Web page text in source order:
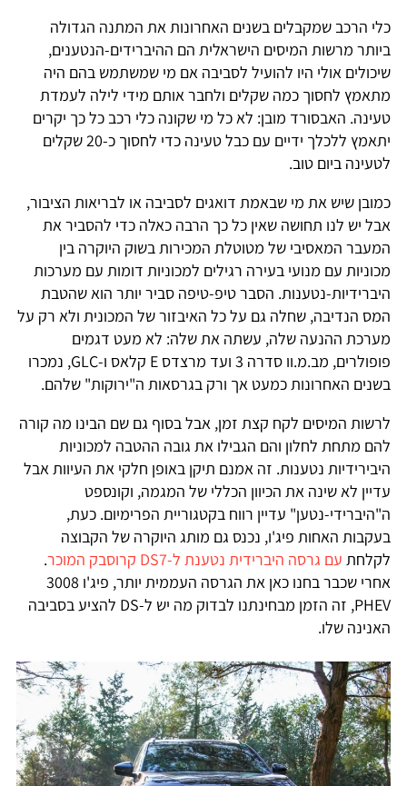
כלי הרכב שמקבלים בשנים האחרונות את המתנה הגדולה
ביותר מרשות המיסים הישראלית הם ההיברידים-הנטענים,
שיכולים אולי היו להועיל לסביבה אם מי שמשתמש בהם היה
מתאמץ לחסוך כמה שקלים ולחבר אותם מידי לילה לעמדת
טעינה. האבסורד מובן: לא כל מי שקונה כלי רכב כל כך יקרים
יתאמץ ללכלך ידיים עם כבל טעינה כדי לחסוך כ-20 שקלים
לטעינה ביום טוב.
כמובן שיש את מי שבאמת דואגים לסביבה או לבריאות הציבור,
אבל יש לנו תחושה שאין כל כך הרבה כאלה כדי להסביר את
המעבר המאסיבי של מטוטלת המכירות בשוק היוקרה בין
מכוניות עם מנועי בעירה רגילים למכוניות דומות עם מערכות
היברידיות-נטענות. הסבר טיפ-טיפה סביר יותר הוא שהטבת
המס הנדיבה, שחלה גם על כל האיבזור של המכונית ולא רק על
מערכת ההנעה שלה, עשתה את שלה: לא מעט דגמים
פופולרים, מב.מ.וו סדרה 3 ועד מרצדס E קלאס ו-GLC, נמכרו
בשנים האחרונות כמעט אך ורק בגרסאות ה"ירוקות" שלהם.
לרשות המיסים לקח קצת זמן, אבל בסוף גם שם הבינו מה קורה
להם מתחת לחלון והם הגבילו את גובה ההטבה למכוניות
היבירידיות נטענות. זה אמנם תיקן באופן חלקי את העיוות אבל
עדיין לא שינה את הכיוון הכללי של המגמה, וקונספט
ה"היברידי-נטען" עדיין רווח בקטגוריית הפרימיום. כעת,
בעקבות האחות פיג'ו, נכנס גם מותג היוקרה של הקבוצה
לקלחת עם גרסה היברידית נטענת ל-DS7 קרוסבק המוכר
.
אחרי שכבר בחנו כאן את הגרסה העממית יותר, פיג'ו 3008
PHEV, זה הזמן מבחינתנו לבדוק מה יש ל-DS להציע בסביבה
האנינה שלו.